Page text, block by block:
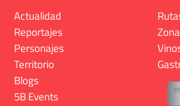
Actualidad
Reportajes
Personajes
Territorio
Blogs
5B Events